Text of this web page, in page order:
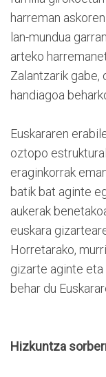
harreman
lan-mundua
arteko
Zalantzarik gabe,
handiagoa
Euskararen
oztopo
eraginkorrak
batik bat aginte
aukerak
euskara
Horretarako,
gizarte aginte
behar du
Hizkuntza